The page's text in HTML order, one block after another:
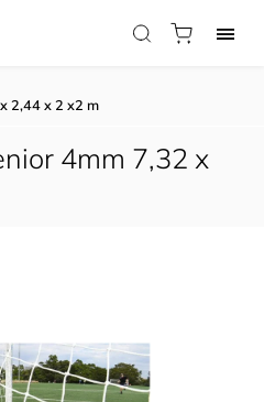
2,44 x 2 x2 m
4mm 7,32 x